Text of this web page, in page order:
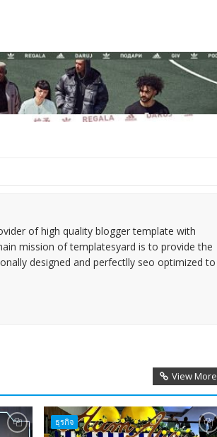
of high quality blogger template with
mission of templatesyard is to provide the
designed and perfectlly seo optimized to
View More
ธุรกิจ